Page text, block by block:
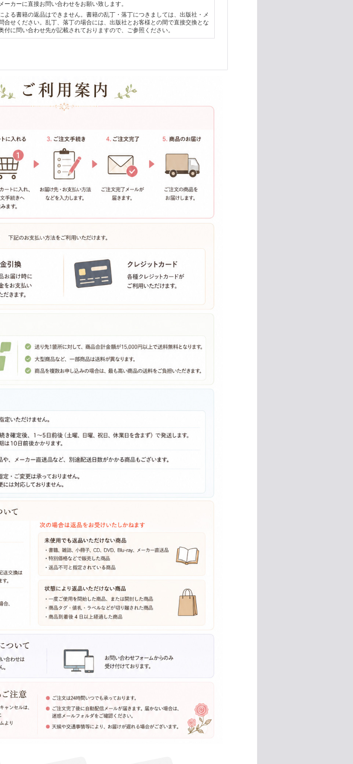
ーカーに直接お問い合わせをお願い致します。
よる書籍の返品はできません。書籍の乱丁・落丁につきましては、出版社・メ
合せください。乱丁、落丁の場合には、出版社とお客様との間で直接交換とな
付に問い合わせ先が記載されておりますので、ご参照ください。